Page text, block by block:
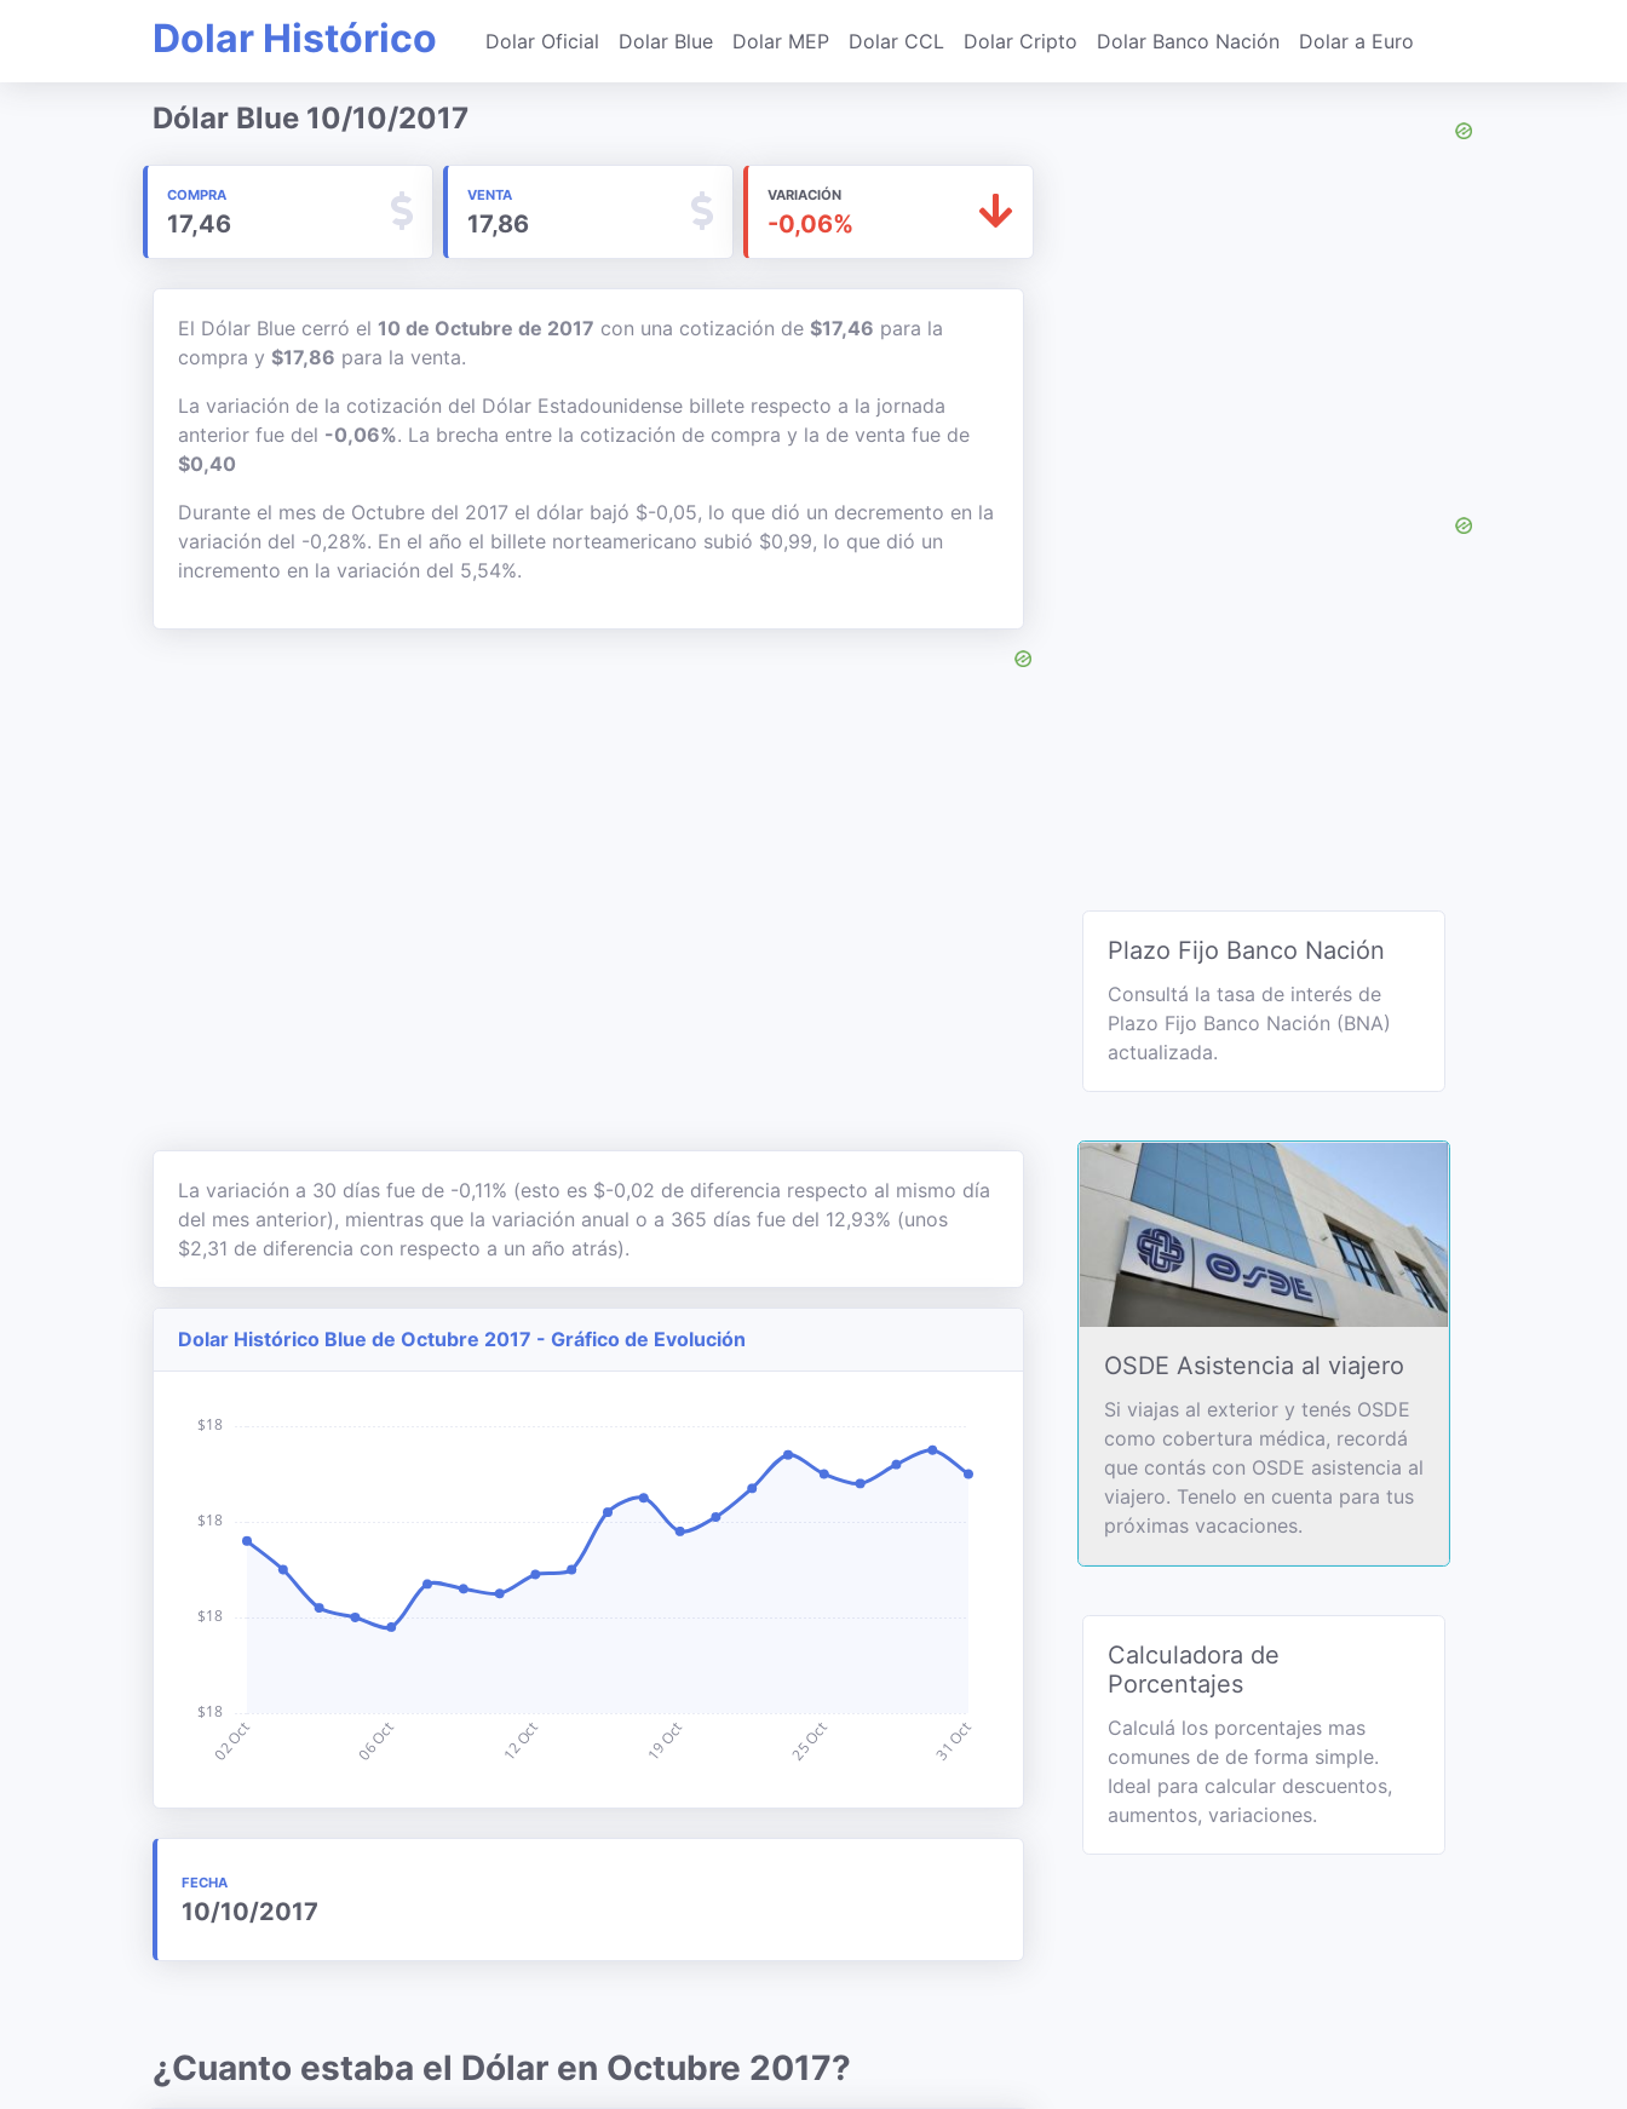
Dolar Histórico Dolar Oficial Dolar Blue Dolar MEP Dolar CCL Dolar Cripto Dolar Banco Nación Dolar a Euro
Dólar Blue 10/10/2017
COMPRA
17,46
VENTA
17,86
VARIACIÓN
-0,06%
El Dólar Blue cerró el 10 de Octubre de 2017 con una cotización de $17,46 para la
compra y $17,86 para la venta.
La variación de la cotización del Dólar Estadounidense billete respecto a la jornada
anterior fue del -0,06%. La brecha entre la cotización de compra y la de venta fue de
$0,40
Durante el mes de Octubre del 2017 el dólar bajó $-0,05, lo que dió un decremento en la
variación del -0,28%. En el año el billete norteamericano subió $0,99, lo que dió un
incremento en la variación del 5,54%.
La variación a 30 días fue de -0,11% (esto es $-0,02 de diferencia respecto al mismo día
del mes anterior), mientras que la variación anual o a 365 días fue del 12,93% (unos
$2,31 de diferencia con respecto a un año atrás).
Dolar Histórico Blue de Octubre 2017 - Gráfico de Evolución
FECHA
10/10/2017
¿Cuanto estaba el Dólar en Octubre 2017?
Plazo Fijo Banco Nación
Consultá la tasa de interés de
Plazo Fijo Banco Nación (BNA)
actualizada.
OSDE Asistencia al viajero
Si viajas al exterior y tenés OSDE
como cobertura médica, recordá
que contás con OSDE asistencia al
viajero. Tenelo en cuenta para tus
próximas vacaciones.
Calculadora de
Porcentajes
Calculá los porcentajes mas
comunes de de forma simple.
Ideal para calcular descuentos,
aumentos, variaciones.